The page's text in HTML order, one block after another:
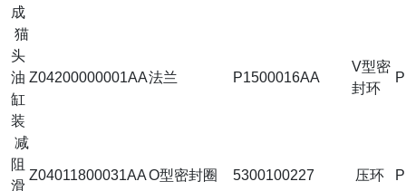
成
猫
头
油
缸
装
Z04200000001AA法兰 P1500016AA
V型密
封环
减
阻
滑
Z04011800031AAO型密封圈 5300100227 压环